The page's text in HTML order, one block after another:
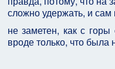
сложно удержать, и сам
не заметен, как с
вроде только, что была